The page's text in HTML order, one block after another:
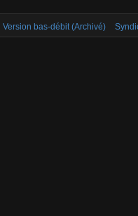
Version bas-débit (Archivé)